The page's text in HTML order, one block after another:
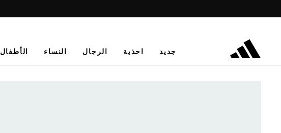
جديد احذية الرجال النساء الأطفال